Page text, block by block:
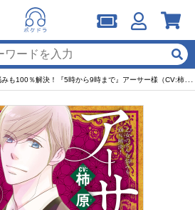
解決！『5時から9時まで』アーサー様（CV:柿原徹也）の超絶甘やかしドラマCD セット